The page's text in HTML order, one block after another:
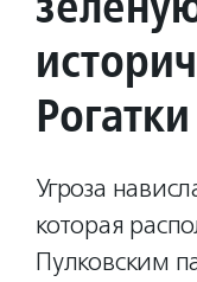
Рогатки
Угроза
которая
Пулковским